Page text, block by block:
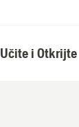
Učite i Otkrijte